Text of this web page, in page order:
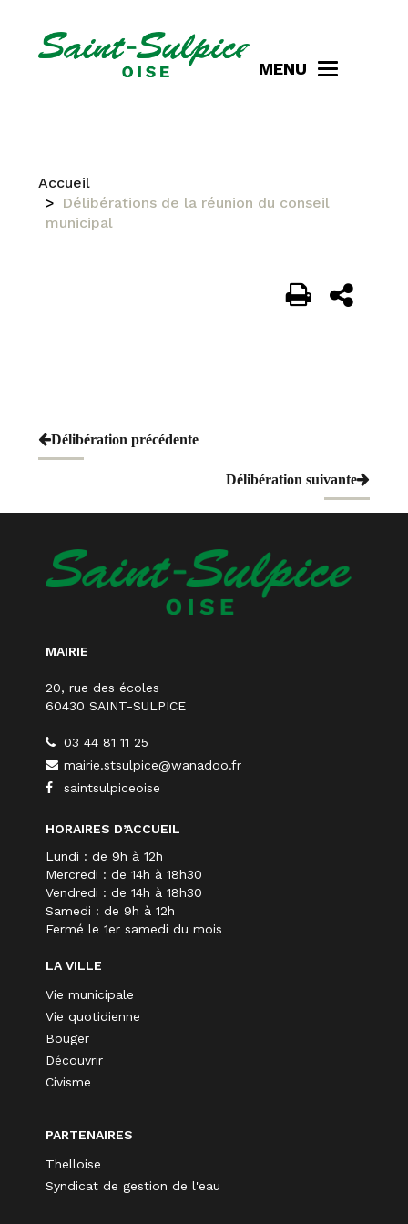
MENU
Accueil
Délibérations de la réunion du conseil
municipal
DÉLIBÉRATIONS DE LA
Navigation
l’article
Délibération précédente
Délibération suivante
MAIRIE
20, rue des écoles
60430 SAINT-SULPICE
03 44 81 11 25
mairie.stsulpice@wanadoo.fr
saintsulpiceoise
HORAIRES D’ACCUEIL
Lundi : de 9h à 12h
Mercredi : de 14h à 18h30
Vendredi : de 14h à 18h30
Samedi : de 9h à 12h
Fermé le 1er samedi du mois
LA VILLE
Vie municipale
Vie quotidienne
Bouger
Découvrir
Civisme
PARTENAIRES
Thelloise
Syndicat de gestion de l'eau